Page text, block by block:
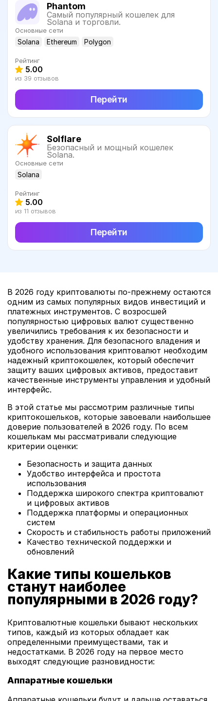
Phantom
Самый популярный кошелек для
Solana и торговли.
Основные сети
Solana Ethereum Polygon
Рейтинг
5.00
из 39 отзывов
Перейти
Solflare
Безопасный и мощный кошелек
Solana.
Основные сети
Solana
Рейтинг
5.00
из 11 отзывов
Перейти
В 2026 году криптовалюты по-прежнему остаются
одним из самых популярных видов инвестиций и
платежных инструментов. С возросшей
популярностью цифровых валют существенно
увеличились требования к их безопасности и
удобству хранения. Для безопасного владения и
удобного использования криптовалют необходим
надежный криптокошелек, который обеспечит
защиту ваших цифровых активов, предоставит
качественные инструменты управления и удобный
интерфейс.
В этой статье мы рассмотрим различные типы
криптокошельков, которые завоевали наибольшее
доверие пользователей в 2026 году. По всем
кошелькам мы рассматривали следующие
критерии оценки:
Безопасность и защита данных
Удобство интерфейса и простота
использования
Поддержка широкого спектра криптовалют
и цифровых активов
Поддержка платформы и операционных
систем
Скорость и стабильность работы приложений
Качество технической поддержки и
обновлений
Какие типы кошельков
станут наиболее
популярными в 2026 году?
Криптовалютные кошельки бывают нескольких
типов, каждый из которых обладает как
определенными преимуществами, так и
недостатками. В 2026 году на первое место
выходят следующие разновидности:
Аппаратные кошельки